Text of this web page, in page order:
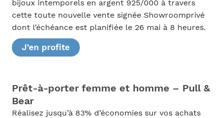
bijoux intemporels en argent 925/000 à travers
cette toute nouvelle vente signée Showroomprivé
dont l’échéance est planifiée le 26 mai à 8 heures.
J’en profite
Prêt-à-porter femme et homme – Pull &
Bear
Réalisez jusqu’à 83% d’économies sur vos achats